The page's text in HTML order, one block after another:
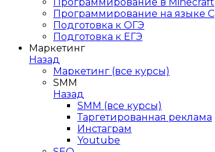
Программирование на языке C
Подготовка к ОГЭ
Подготовка к ЕГЭ
Маркетинг
Назад
Маркетинг (все курсы)
SMM
Назад
SMM (все курсы)
Таргетированная реклама
Инстаграм
Youtube